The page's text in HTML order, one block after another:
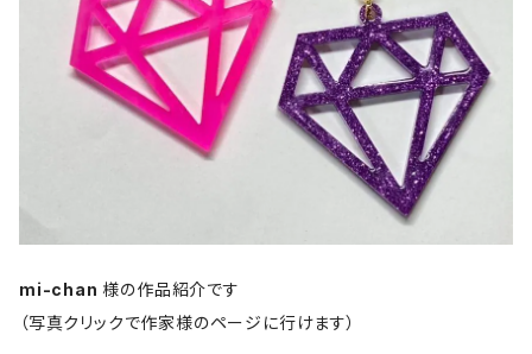
mi-chan 様の作品紹介です
（写真クリックで作家様のページに行けます）